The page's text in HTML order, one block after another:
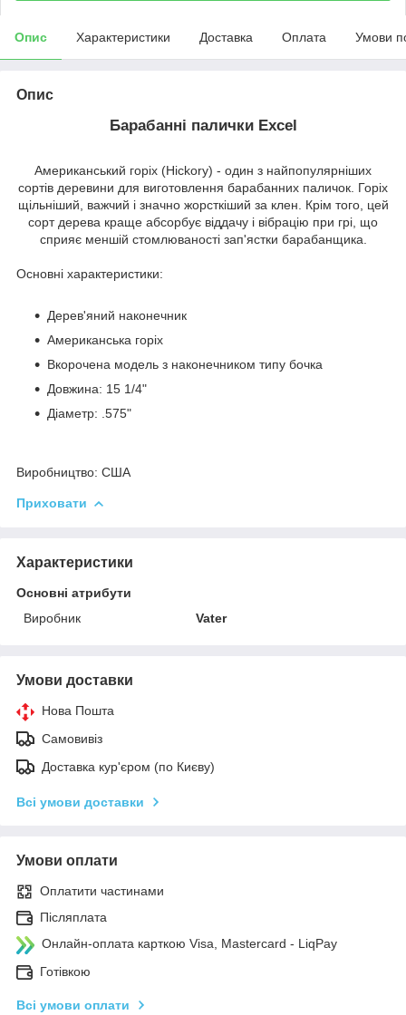
Опис Характеристики Доставка Оплата Умови
Опис
Барабанні палички Excel
Американський горіх (Hickory) - один з найпопулярніших
сортів деревини для виготовлення барабанних паличок. Горіх
щільніший, важчий і значно жорсткіший за клен. Крім того, цей
сорт дерева краще абсорбує віддачу і вібрацію при грі, що
сприяє меншій стомлюваності зап'ястки барабанщика.
Основні характеристики:
Дерев'яний наконечник
Американська горіх
Вкорочена модель з наконечником типу бочка
Довжина: 15 1/4"
Діаметр: .575"
Виробництво: США
Приховати
Характеристики
Основні атрибути
Виробник
Vater
Умови доставки
Нова Пошта
Самовивіз
Доставка кур'єром (по Києву)
Всі умови доставки
Умови оплати
Оплатити частинами
Післяплата
Онлайн-оплата карткою Visa, Mastercard - LiqPay
Готівкою
Всі умови оплати